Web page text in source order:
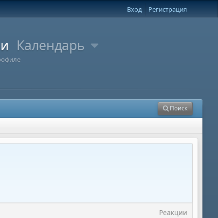
Вход Регистрация
Календарь
Поиск
Реакции